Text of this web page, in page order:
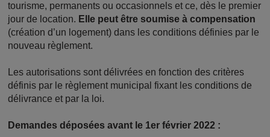
tourisme, permanents ou occasionnels et ce, dès le premier
jour de location. Elle peut être soumise à compensation
(création d’un logement) dans les conditions définies par le
nouveau règlement.
Les autorisations sont délivrées en fonction des critères
définis par le règlement municipal fixant les conditions de
délivrance et par la loi.
Demandes déposées avant le 1er février 2022 :